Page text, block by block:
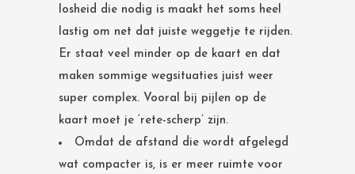
losheid die nodig is maakt het soms heel
lastig om net dat juiste weggetje te rijden.
Er staat veel minder op de kaart en dat
maken sommige wegsituaties juist weer
super complex. Vooral bij pijlen op de
kaart moet je ‘rete-scherp’ zijn.
Omdat de afstand die wordt afgelegd
wat compacter is, is er meer ruimte voor